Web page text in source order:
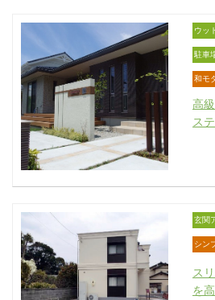
ウッ
駐車
和モ
高
ス
玄関
シン
ス
を